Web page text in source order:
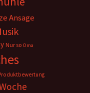
Ansage
Nur so Oma